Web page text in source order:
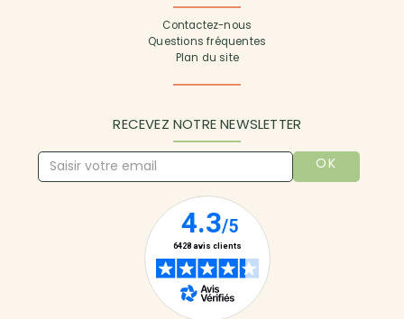
Contactez-nous
Questions fréquentes
Plan du site
RECEVEZ NOTRE NEWSLETTER
OK